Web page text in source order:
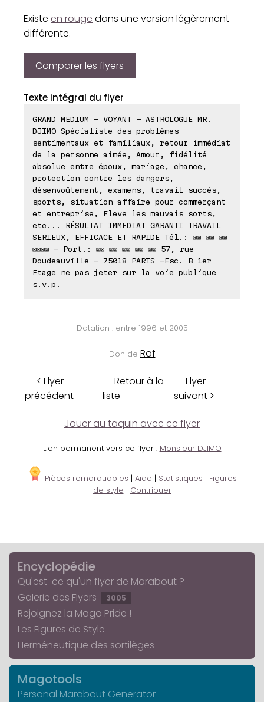
Existe en rouge dans une version légèrement
différente.
Comparer les flyers
Texte intégral du flyer
GRAND MEDIUM - VOYANT - ASTROLOGUE MR.
DJIMO Spécialiste des problèmes
sentimentaux et familiaux, retour immédiat
de la personne aimée, Amour, fidélité
absolue entre époux, mariage, chance,
protection contre les dangers,
désenvoûtement, examens, travail succés,
sports, situation affaire pour commerçant
et entreprise, Eleve les mauvais sorts,
etc... RÉSULTAT IMMEDIAT GARANTI TRAVAIL
SERIEUX, EFFICACE ET RAPIDE Tél.: ⊠⊠ ⊠⊠ ⊠⊠
⊠⊠⊠⊠ - Port.: ⊠⊠ ⊠⊠ ⊠⊠ ⊠⊠ ⊠⊠ 57, rue
Doudeauville - 75018 PARIS -Esc. B 1er
Etage ne pas jeter sur la voie publique
s.v.p.
Datation : entre 1996 et 2005
Don de Raf
< Flyer
précédent
Retour à la
liste
Flyer
suivant >
Jouer au taquin avec ce flyer
Lien permanent vers ce flyer : Monsieur DJIMO
Pièces remarquables | Aide | Statistiques | Figures
de style | Contribuer
Encyclopédie
Qu'est-ce qu'un flyer de Marabout ?
Galerie des Flyers
3005
Rejoignez la Mago Pride !
Les Figures de Style
Herméneutique des sortilèges
Magotools
Personal Marabout Generator